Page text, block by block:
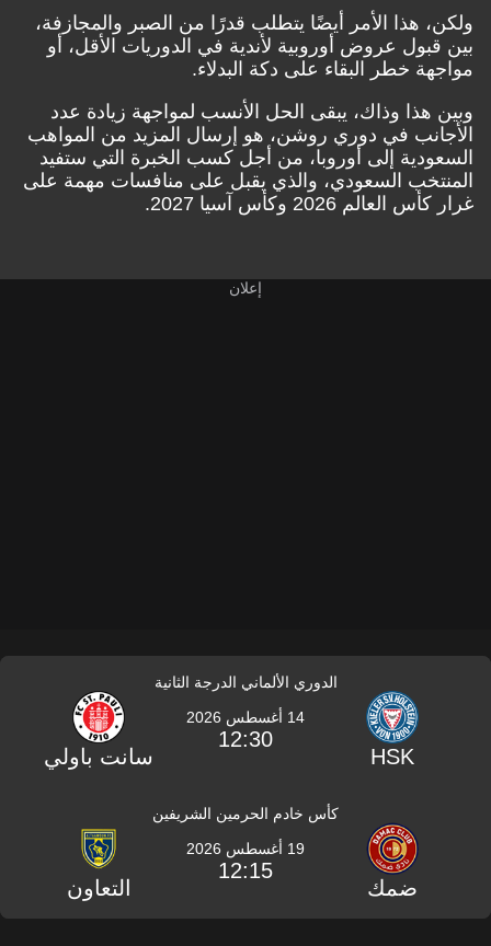
ولكن، هذا الأمر أيضًا يتطلب قدرًا من الصبر والمجازفة،
بين قبول عروض أوروبية لأندية في الدوريات الأقل، أو
مواجهة خطر البقاء على دكة البدلاء.
وبين هذا وذاك، يبقى الحل الأنسب لمواجهة زيادة عدد
الأجانب في دوري روشن، هو إرسال المزيد من المواهب
السعودية إلى أوروبا، من أجل كسب الخبرة التي ستفيد
المنتخب السعودي، والذي يقبل على منافسات مهمة على
غرار كأس العالم 2026 وكأس آسيا 2027.
الدوري الألماني الدرجة الثانية
HSK
14 أغسطس 2026
12:30
سانت باولي
كأس خادم الحرمين الشريفين
ضمك
19 أغسطس 2026
12:15
التعاون